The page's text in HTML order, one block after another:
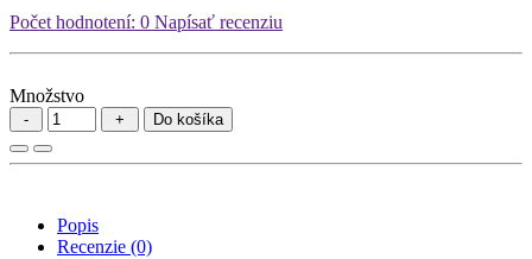
Počet hodnotení: 0 Napísať recenziu
Množstvo
Do košíka
Popis
Recenzie (0)